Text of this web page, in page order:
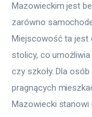
Mazowieckim jest
zarówno
Miejscowość ta jest
stolicy, co
czy szkoły. Dla
pragnących
Mazowiecki stanowi